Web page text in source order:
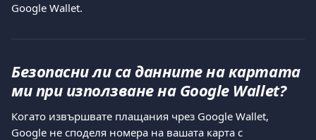
Google Wallet.
Безопасни ли са данните на картата
ми при използване на Google Wallet?
Когато извършвате плащания чрез Google Wallet,
Google не споделя номера на вашата карта с